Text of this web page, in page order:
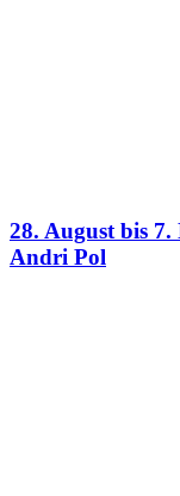
28. August bis
Andri Pol